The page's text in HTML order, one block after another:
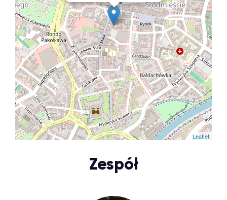
Leaflet
Zespół